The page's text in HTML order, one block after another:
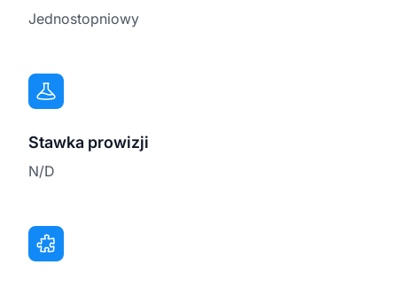
Jednostopniowy
Stawka prowizji
N/D